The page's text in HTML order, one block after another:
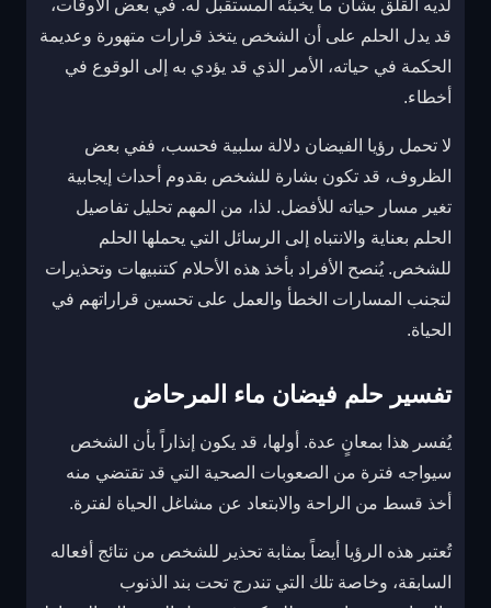
لديه القلق بشأن ما يخبئه المستقبل له. في بعض الأوقات،
قد يدل الحلم على أن الشخص يتخذ قرارات متهورة وعديمة
الحكمة في حياته، الأمر الذي قد يؤدي به إلى الوقوع في
أخطاء.
لا تحمل رؤيا الفيضان دلالة سلبية فحسب، ففي بعض
الظروف، قد تكون بشارة للشخص بقدوم أحداث إيجابية
تغير مسار حياته للأفضل. لذا، من المهم تحليل تفاصيل
الحلم بعناية والانتباه إلى الرسائل التي يحملها الحلم
للشخص. يُنصح الأفراد بأخذ هذه الأحلام كتنبيهات وتحذيرات
لتجنب المسارات الخطأ والعمل على تحسين قراراتهم في
الحياة.
تفسير حلم فيضان ماء المرحاض
يُفسر هذا بمعانٍ عدة. أولها، قد يكون إنذاراً بأن الشخص
سيواجه فترة من الصعوبات الصحية التي قد تقتضي منه
أخذ قسط من الراحة والابتعاد عن مشاغل الحياة لفترة.
تُعتبر هذه الرؤيا أيضاً بمثابة تحذير للشخص من نتائج أفعاله
السابقة، وخاصة تلك التي تندرج تحت بند الذنوب